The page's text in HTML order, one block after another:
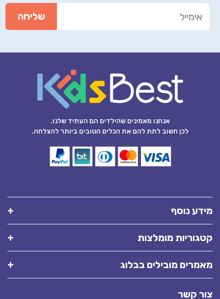
אנחנו מאמינים שהילדים הם העתיד שלנו.
לכן חשוב לתת להם את הכלים הטובים ביותר להצלחה.
מידע נוסף
קטגוריות מומלצות
מאמרים מובילים בבלוג
צור קשר